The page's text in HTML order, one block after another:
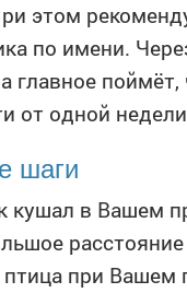
этом
по имени.
от одной
шаги
кушал в Вашем
при Вашем